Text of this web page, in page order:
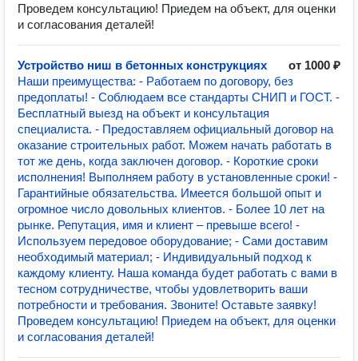
Проведем консультацию! Приедем на объект, для оценки
и согласования деталей!
Устройство ниш в бетонных конструкциях
от 1000 ₽
Наши преимущества: - Работаем по договору, без
предоплаты! - Соблюдаем все стандарты СНИП и ГОСТ. -
Бесплатный выезд на объект и консультация
специалиста. - Предоставляем официальный договор на
оказание строительных работ. Можем начать работать в
тот же день, когда заключен договор. - Короткие сроки
исполнения! Выполняем работу в установленные сроки! -
Гарантийные обязательства. Имеется большой опыт и
огромное число довольных клиентов. - Более 10 лет на
рынке. Репутация, имя и клиент – превыше всего! -
Используем передовое оборудование; - Сами доставим
необходимый материал; - Индивидуальный подход к
каждому клиенту. Наша команда будет работать с вами в
тесном сотрудничестве, чтобы удовлетворить ваши
потребности и требования. Звоните! Оставьте заявку!
Проведем консультацию! Приедем на объект, для оценки
и согласования деталей!